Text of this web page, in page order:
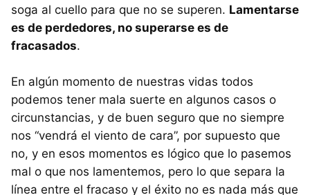
soga al cuello para que no se superen. Lamentarse
es de perdedores, no superarse es de
fracasados.
En algún momento de nuestras vidas todos
podemos tener mala suerte en algunos casos o
circunstancias, y de buen seguro que no siempre
nos “vendrá el viento de cara”, por supuesto que
no, y en esos momentos es lógico que lo pasemos
mal o que nos lamentemos, pero lo que separa la
línea entre el fracaso y el éxito no es nada más que